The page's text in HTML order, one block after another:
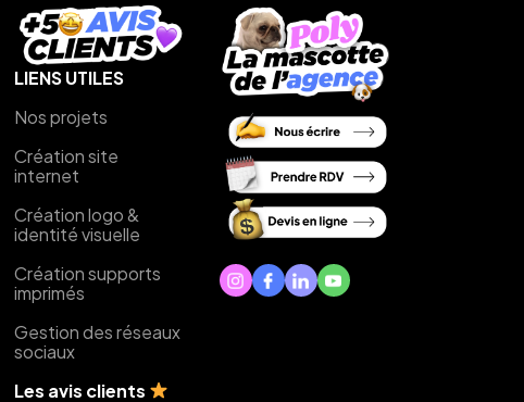
LIENS UTILES
Nos projets
Création site
internet
Création logo &
identité visuelle
Création supports
imprimés
Gestion des réseaux
sociaux
Les avis clients